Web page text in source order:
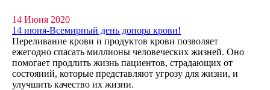
14 Июня 2020
14 июня-Всемирный день донора крови!
Переливание крови и продуктов крови позволяет
ежегодно спасать миллионы человеческих жизней. Оно
помогает продлить жизнь пациентов, страдающих от
состояний, которые представляют угрозу для жизни, и
улучшить качество их жизни.